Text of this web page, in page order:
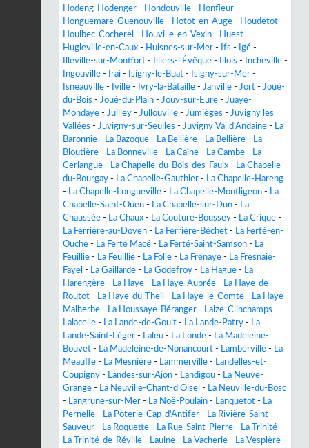
Hodeng-Hodenger - Hondouville - Honfleur -
Honguemare-Guenouville - Hotot-en-Auge - Houdetot -
Houlbec-Cocherel - Houville-en-Vexin - Huest -
Hugleville-en-Caux - Huisnes-sur-Mer - Ifs - Igé -
Illeville-sur-Montfort - Illiers-l'Évêque - Illois - Incheville -
Ingouville - Irai - Isigny-le-Buat - Isigny-sur-Mer -
Isneauville - Iville - Ivry-la-Bataille - Janville - Jort - Joué-
du-Bois - Joué-du-Plain - Jouy-sur-Eure - Juaye-
Mondaye - Juilley - Jullouville - Jumièges - Juvigny les
Vallées - Juvigny-sur-Seulles - Juvigny Val d'Andaine - La
Baronnie - La Bazoque - La Bellière - La Bellière - La
Bloutière - La Bonneville - La Caine - La Cambe - La
Cerlangue - La Chapelle-du-Bois-des-Faulx - La Chapelle-
du-Bourgay - La Chapelle-Gauthier - La Chapelle-Hareng
- La Chapelle-Longueville - La Chapelle-Montligeon - La
Chapelle-Saint-Ouen - La Chapelle-sur-Dun - La
Chaussée - La Chaux - La Couture-Boussey - La Crique -
La Ferrière-au-Doyen - La Ferrière-Béchet - La Ferté-en-
Ouche - La Ferté Macé - La Ferté-Saint-Samson - La
Feuillie - La Feuillie - La Folie - La Frénaye - La Fresnaie-
Fayel - La Gaillarde - La Godefroy - La Hague - La
Harengère - La Haye - La Haye-Aubrée - La Haye-de-
Routot - La Haye-du-Theil - La Haye-le-Comte - La Haye-
Malherbe - La Houssaye-Béranger - Laize-Clinchamps -
Lalacelle - La Lande-de-Goult - La Lande-Patry - La
Lande-Saint-Léger - Laleu - La Londe - La Madeleine-
Bouvet - La Madeleine-de-Nonancourt - Lamberville - La
Meauffe - La Mesnière - Lammerville - Landelles-et-
Coupigny - Landes-sur-Ajon - Landigou - La Neuve-
Grange - La Neuville-Chant-d'Oisel - La Neuville-du-Bosc
- Langrune-sur-Mer - La Noë-Poulain - Lanquetot - La
Pernelle - La Poterie-Cap-d'Antifer - La Rivière-Saint-
Sauveur - La Roquette - La Rue-Saint-Pierre - La Trinité -
La Trinité-de-Réville - Laulne - La Vacherie - La Vespière-